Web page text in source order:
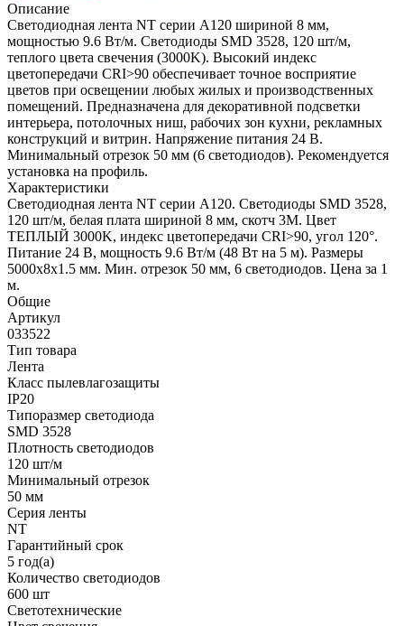
Описание
Светодиодная лента NT серии A120 шириной 8 мм,
мощностью 9.6 Вт/м. Светодиоды SMD 3528, 120 шт/м,
теплого цвета свечения (3000K). Высокий индекс
цветопередачи CRI>90 обеспечивает точное восприятие
цветов при освещении любых жилых и производственных
помещений. Предназначена для декоративной подсветки
интерьера, потолочных ниш, рабочих зон кухни, рекламных
конструкций и витрин. Напряжение питания 24 В.
Минимальный отрезок 50 мм (6 светодиодов). Рекомендуется
установка на профиль.
Характеристики
Светодиодная лента NT серии A120. Светодиоды SMD 3528,
120 шт/м, белая плата шириной 8 мм, скотч 3M. Цвет
ТЕПЛЫЙ 3000K, индекс цветопередачи CRI>90, угол 120°.
Питание 24 В, мощность 9.6 Вт/м (48 Вт на 5 м). Размеры
5000x8x1.5 мм. Мин. отрезок 50 мм, 6 светодиодов. Цена за 1
м.
Общие
Артикул
033522
Тип товара
Лента
Класс пылевлагозащиты
IP20
Типоразмер светодиода
SMD 3528
Плотность светодиодов
120 шт/м
Минимальный отрезок
50 мм
Серия ленты
NT
Гарантийный срок
5 год(а)
Количество светодиодов
600 шт
Светотехнические